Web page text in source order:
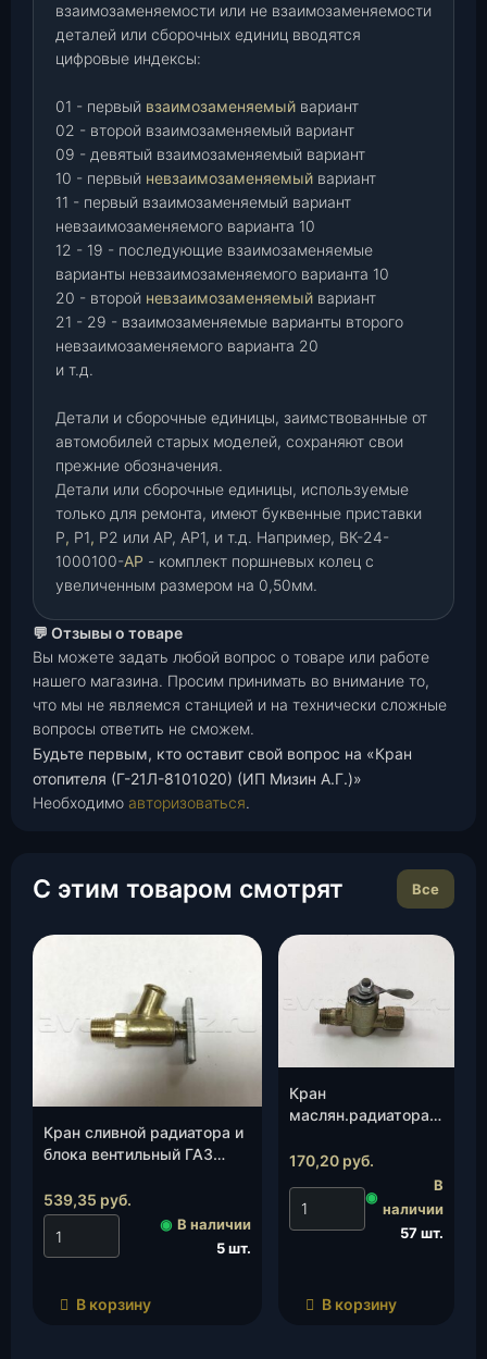
взаимозаменяемости или не взаимозаменяемости
деталей или сборочных единиц вводятся
цифровые индексы:
01 - первый взаимозаменяемый вариант
02 - второй взаимозаменяемый вариант
09 - девятый взаимозаменяемый вариант
10 - первый невзаимозаменяемый вариант
11 - первый взаимозаменяемый вариант
невзаимозаменяемого варианта 10
12 - 19 - последующие взаимозаменяемые
варианты невзаимозаменяемого варианта 10
20 - второй невзаимозаменяемый вариант
21 - 29 - взаимозаменяемые варианты второго
невзаимозаменяемого варианта 20
и т.д.
Детали и сборочные единицы, заимствованные от
автомобилей старых моделей, сохраняют свои
прежние обозначения.
Детали или сборочные единицы, используемые
только для ремонта, имеют буквенные приставки
Р, Р1, Р2 или АР, АР1, и т.д. Например, ВК-24-
1000100-АР - комплект поршневых колец с
увеличенным размером на 0,50мм.
💬 Отзывы о товаре
Вы можете задать любой вопрос о товаре или работе
нашего магазина. Просим принимать во внимание то,
что мы не являемся станцией и на технически сложные
вопросы ответить не сможем.
Будьте первым, кто оставит свой вопрос на «Кран
отопителя (Г-21Л-8101020) (ИП Мизин А.Г.)»
Необходимо авторизоваться.
С этим товаром смотрят Все
Кран сливной радиатора и
блока вентильный ГАЗ
539,35 руб.
◉ В наличии
5 шт.
В корзину
Кран
маслян.радиатора
00)(ИП Мизин А.Г.),
170,20 руб.
◉
В
наличии
57 шт.
В корзину